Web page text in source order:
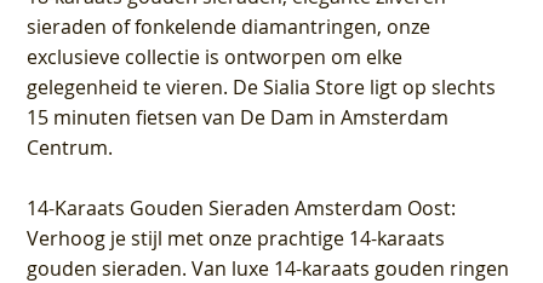
sieraden of fonkelende diamantringen, onze
exclusieve collectie is ontworpen om elke
gelegenheid te vieren. De Sialia Store ligt op slechts
15 minuten fietsen van De Dam in Amsterdam
Centrum.
14-Karaats Gouden Sieraden Amsterdam Oost:
Verhoog je stijl met onze prachtige 14-karaats
gouden sieraden. Van luxe 14-karaats gouden ringen